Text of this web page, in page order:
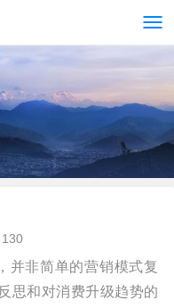
130
并非简单的营销模式复
思和对消费升级趋势的